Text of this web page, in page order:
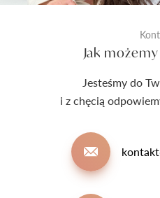
Jak
Jesteśmy do
i z chęcią